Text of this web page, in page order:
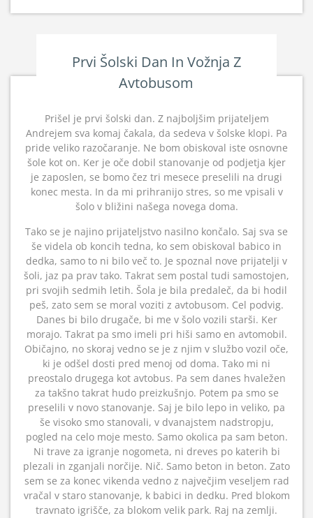
Prvi Šolski Dan In Vožnja Z
Avtobusom
Prišel je prvi šolski dan. Z najboljšim prijateljem
Andrejem sva komaj čakala, da sedeva v šolske klopi. Pa
pride veliko razočaranje. Ne bom obiskoval iste osnovne
šole kot on. Ker je oče dobil stanovanje od podjetja kjer
je zaposlen, se bomo čez tri mesece preselili na drugi
konec mesta. In da mi prihranijo stres, so me vpisali v
šolo v bližini našega novega doma.
Tako se je najino prijateljstvo nasilno končalo. Saj sva se
še videla ob koncih tedna, ko sem obiskoval babico in
dedka, samo to ni bilo več to. Je spoznal nove prijatelji v
šoli, jaz pa prav tako. Takrat sem postal tudi samostojen,
pri svojih sedmih letih. Šola je bila predaleč, da bi hodil
peš, zato sem se moral voziti z avtobusom. Cel podvig.
Danes bi bilo drugače, bi me v šolo vozili starši. Ker
morajo. Takrat pa smo imeli pri hiši samo en avtomobil.
Običajno, no skoraj vedno se je z njim v službo vozil oče,
ki je odšel dosti pred menoj od doma. Tako mi ni
preostalo drugega kot avtobus. Pa sem danes hvaležen
za takšno takrat hudo preizkušnjo. Potem pa smo se
preselili v novo stanovanje. Saj je bilo lepo in veliko, pa
še visoko smo stanovali, v dvanajstem nadstropju,
pogled na celo moje mesto. Samo okolica pa sam beton.
Ni trave za igranje nogometa, ni dreves po katerih bi
plezali in zganjali norčije. Nič. Samo beton in beton. Zato
sem se za konec vikenda vedno z največjim veseljem rad
vračal v staro stanovanje, k babici in dedku. Pred blokom
travnato igrišče, za blokom velik park. Raj na zemlji.